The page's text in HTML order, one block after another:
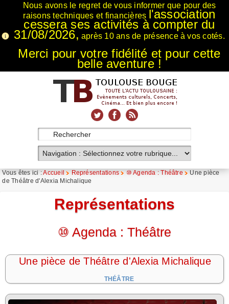
Nous avons le regret de vous informer que pour des
raisons techniques et financières l'association
cessera ses activités à compter du
31/08/2026, après 10 ans de présence à vos cotés.
Merci pour votre fidélité et pour cette
belle aventure !
Vous êtes ici :Accueil Représentations ⑩ Agenda : Théâtre
Une pièce
de Théâtre d'Alexia Michalique
Représentations
⑩ Agenda : Théâtre
Une pièce de Théâtre d'Alexia Michalique
THÉÂTRE